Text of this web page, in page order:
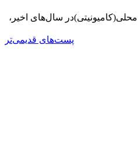
سال‌های اخیر،
پست‌های قدیمی‌تر